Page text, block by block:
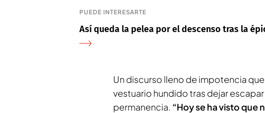
PUEDE INTERESARTE
Así queda la pelea por el descenso tras la
Un discurso lleno de impotencia
vestuario hundido tras dejar
permanencia. “Hoy se ha visto que